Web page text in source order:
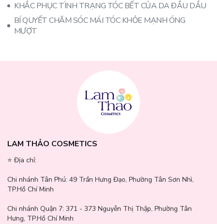
KHẮC PHỤC TÌNH TRẠNG TÓC BẾT CỦA DA ĐẦU DẦU
BÍ QUYẾT CHĂM SÓC MÁI TÓC KHỎE MẠNH ÓNG
MƯỢT
LAM THẢO COSMETICS
⭐️ Địa chỉ:
Chi nhánh Tân Phú: 49 Trần Hưng Đạo, Phường Tân Sơn Nhì,
TP.Hồ Chí Minh
Chi nhánh Quận 7: 371 - 373 Nguyễn Thị Thập, Phường Tân
Hưng, TP.Hồ Chí Minh